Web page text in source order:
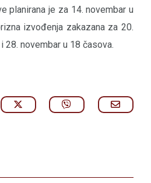
planirana je za 14. novembar u
izvođenja zakazana za 20.
28. novembar u 18 časova.